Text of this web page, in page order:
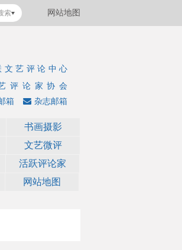
网站地图
索
文艺评论中心
评论家协会
杂志邮箱
箱
书画摄影
文艺微评
活跃评论家
网站地图